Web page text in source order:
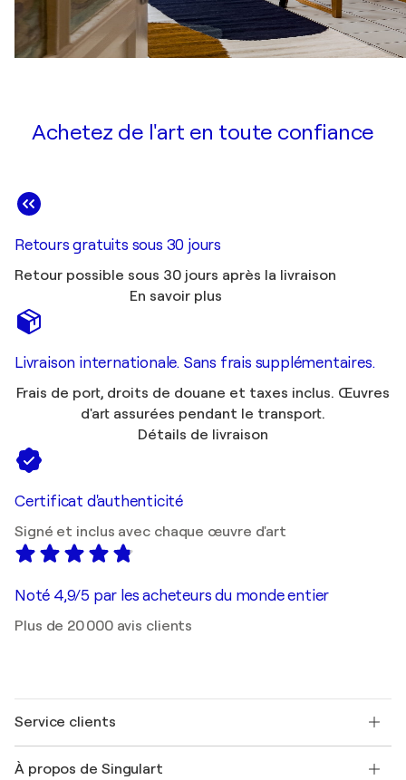
Achetez de l'art en toute confiance
Retours gratuits sous 30 jours
Retour possible sous 30 jours après la livraison
En savoir plus
Livraison internationale. Sans frais supplémentaires.
Frais de port, droits de douane et taxes inclus. Œuvres
d'art assurées pendant le transport.
Détails de livraison
Certificat d'authenticité
Signé et inclus avec chaque œuvre d'art
Noté 4,9/5 par les acheteurs du monde entier
Plus de 20 000 avis clients
Service clients
Expédition
À propos de Singulart